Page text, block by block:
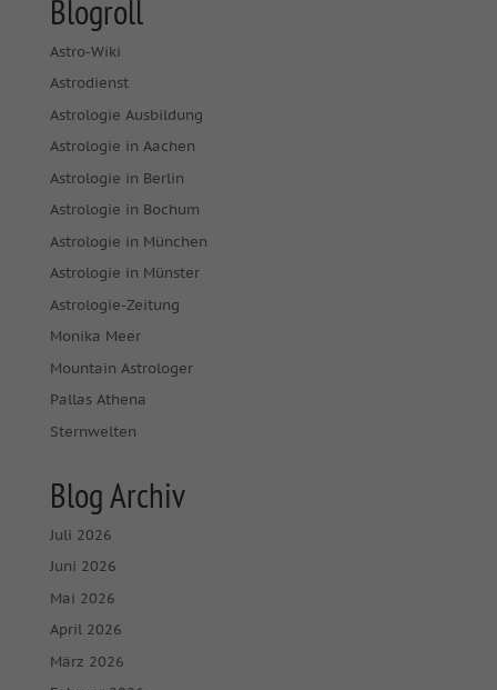
Blogroll
Astro-Wiki
Astrodienst
Astrologie Ausbildung
Astrologie in Aachen
Astrologie in Berlin
Astrologie in Bochum
Astrologie in München
Astrologie in Münster
Astrologie-Zeitung
Monika Meer
Mountain Astrologer
Pallas Athena
Sternwelten
Blog Archiv
Juli 2026
Juni 2026
Mai 2026
April 2026
März 2026